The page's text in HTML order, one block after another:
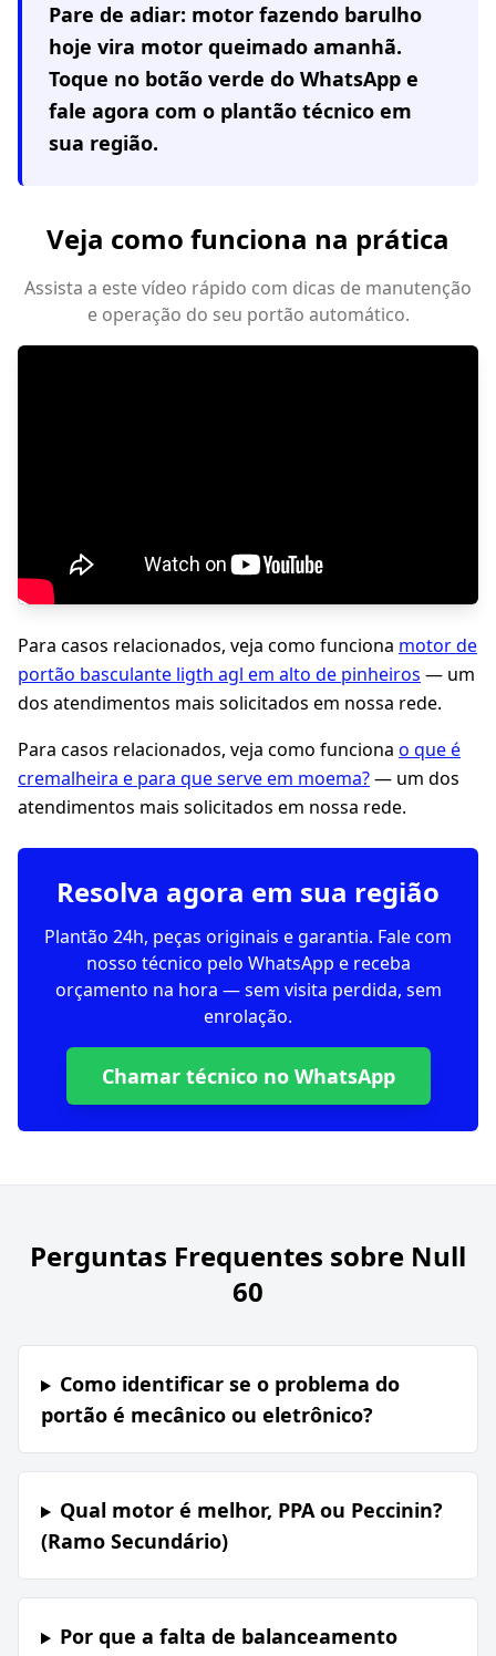
Pare de adiar: motor fazendo barulho
hoje vira motor queimado amanhã.
Toque no botão verde do WhatsApp e
fale agora com o plantão técnico em
sua região.
Veja como funciona na prática
Assista a este vídeo rápido com dicas de manutenção
e operação do seu portão automático.
Para casos relacionados, veja como funciona motor de
portão basculante ligth agl em alto de pinheiros — um
dos atendimentos mais solicitados em nossa rede.
Para casos relacionados, veja como funciona o que é
cremalheira e para que serve em moema?— um dos
atendimentos mais solicitados em nossa rede.
Resolva agora em sua região
Plantão 24h, peças originais e garantia. Fale com
nosso técnico pelo WhatsApp e receba
orçamento na hora — sem visita perdida, sem
enrolação.
Chamar técnico no WhatsApp
Perguntas Frequentes sobre Null
60
Como identificar se o problema do
portão é mecânico ou eletrônico?
Qual motor é melhor, PPA ou Peccinin?
(Ramo Secundário)
Por que a falta de balanceamento